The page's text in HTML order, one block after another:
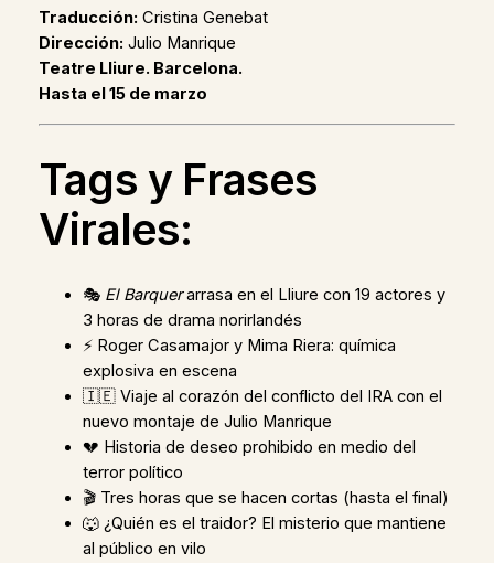
Traducción: Cristina Genebat
Dirección: Julio Manrique
Teatre Lliure. Barcelona.
Hasta el 15 de marzo
Tags y Frases
Virales:
🎭 El Barquerarrasa en el Lliure con 19 actores y
3 horas de drama norirlandés
⚡ Roger Casamajor y Mima Riera: química
explosiva en escena
🇮🇪 Viaje al corazón del conflicto del IRA con el
nuevo montaje de Julio Manrique
💔 Historia de deseo prohibido en medio del
terror político
🎬 Tres horas que se hacen cortas (hasta el final)
🐺 ¿Quién es el traidor? El misterio que mantiene
al público en vilo